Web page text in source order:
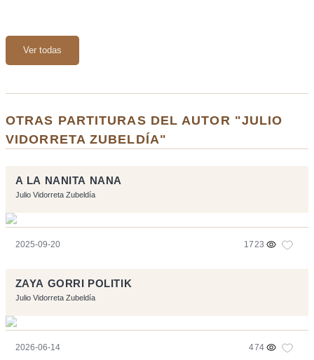
Ver todas
OTRAS PARTITURAS DEL AUTOR "JULIO
VIDORRETA ZUBELDÍA"
A LA NANITA NANA
Julio Vidorreta Zubeldía
2025-09-20 1723
ZAYA GORRI POLITIK
Julio Vidorreta Zubeldía
2026-06-14 474